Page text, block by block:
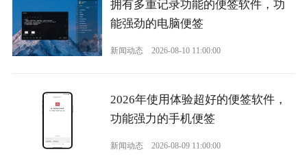
拥有多重记录功能的便签软件，功
能强劲的电脑便签
新闻动态 2026-08-10 11:00:00
2026年使用体验超好的便签软件，
功能强力的手机便签
新闻动态 2026-08-09 11:00:00